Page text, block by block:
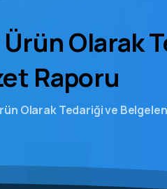
ÜrünOlarak
Raporu
Olarak Tedariği ve